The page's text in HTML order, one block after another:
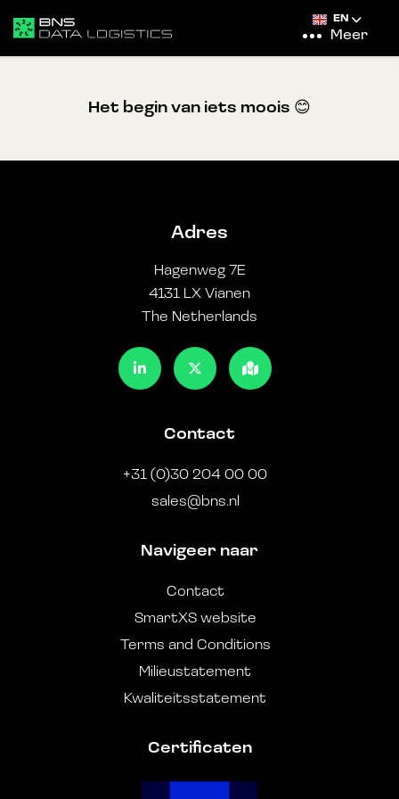
EN
Meer
Het begin van iets moois 😊
Adres
Hagenweg 7E
4131 LX Vianen
The Netherlands
Contact
+31 (0)30 204 00 00
sales@bns.nl
Navigeer naar
Contact
SmartXS website
Terms and Conditions
Milieustatement
Kwaliteitsstatement
Certificaten